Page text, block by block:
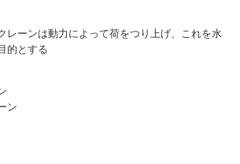
レーンは動力によって荷をつり上げ、これを水
的とする
ン